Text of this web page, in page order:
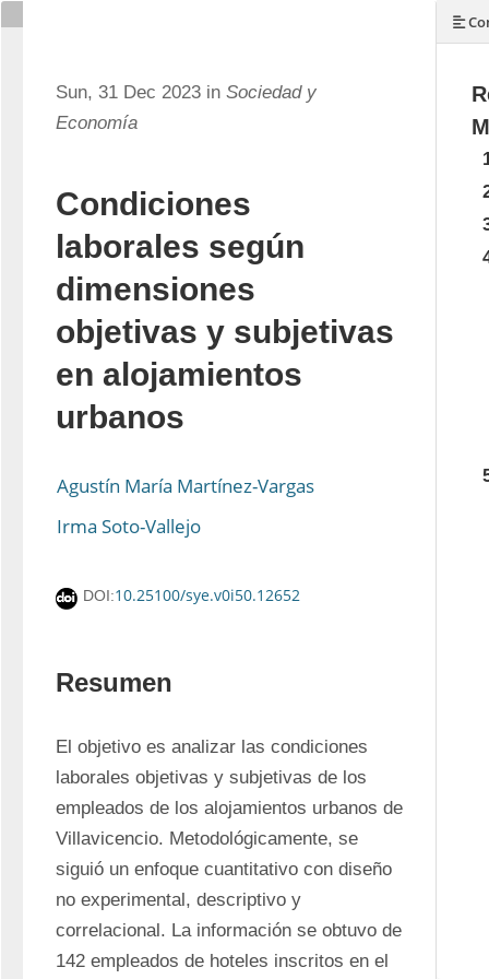
Sun, 31 Dec 2023 in Sociedad y
Economía
Condiciones
laborales según
dimensiones
objetivas y subjetivas
en alojamientos
urbanos
Agustín María Martínez-Vargas
Irma Soto-Vallejo
DOI:10.25100/sye.v0i50.12652
Resumen
El objetivo es analizar las condiciones
laborales objetivas y subjetivas de los
empleados de los alojamientos urbanos de
Villavicencio. Metodológicamente, se
siguió un enfoque cuantitativo con diseño
no experimental, descriptivo y
correlacional. La información se obtuvo de
142 empleados de hoteles inscritos en el